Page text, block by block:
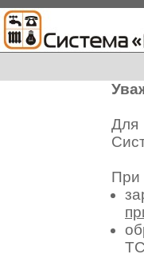
Для
При